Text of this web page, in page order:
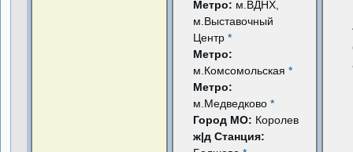
Метро: м.ВДНХ,
м.Выставочный
Центр*
Метро:
м.Комсомольская*
Метро:
м.Медведково*
Город МО: Королев
ж|д Станция: